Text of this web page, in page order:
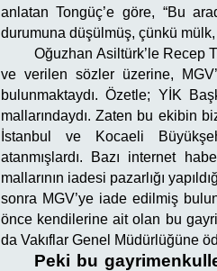
anlatan Tongüç’e göre, “Bu
durumuna düşülmüş, çünkü
Oğuzhan Asiltürk’le Recep
ve verilen sözler üzerine,
bulunmaktaydı.Özetle; YİK
mallarındaydı. Zaten bu ekibin
İstanbul ve Kocaeli
atanmışlardı.
Bazı internet
mallarının iadesi pazarlığı
sonra MGV’ye iade edilmiş
önce kendilerine ait olan bu
da Vakıflar Genel Müdürlüğüne
Peki bu